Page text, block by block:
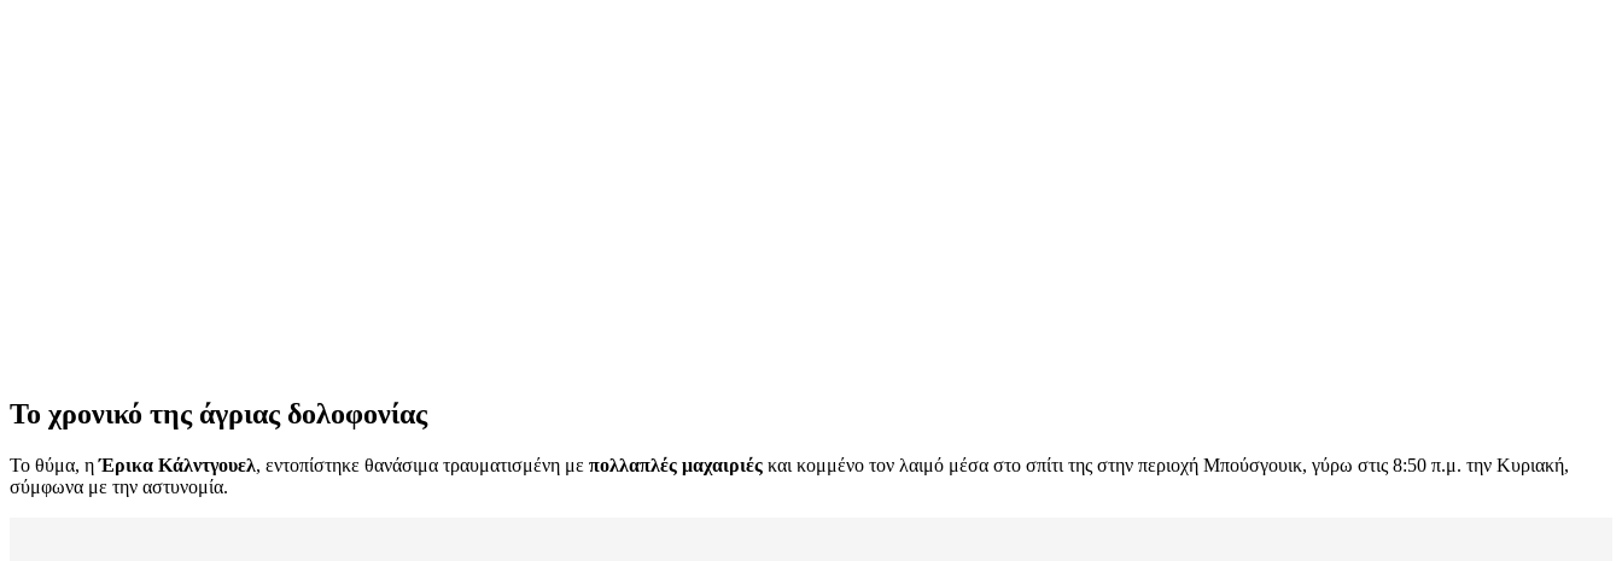
Το χρονικό της άγριας δολοφονίας
Το θύμα, ηΈρικα Κάλντγουελ, εντοπίστηκε θανάσιμα τραυματισμένη με πολλαπλές μαχαιριές και κομμένο τον λαιμό μέσα στο σπίτι της στην περιοχή Μπούσγουικ, γύρω στις 8:50 π.μ. την Κυριακή,
σύμφωνα με την αστυνομία.